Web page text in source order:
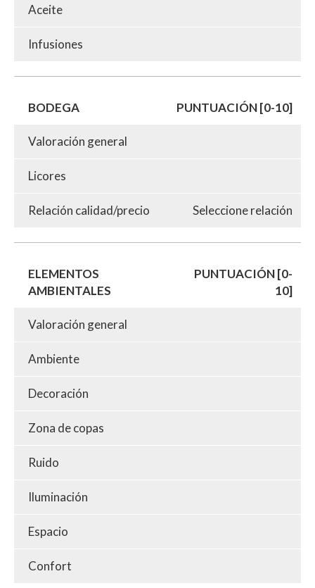
Aceite
Infusiones
BODEGA PUNTUACIÓN [0-10]
Valoración general
Licores
Relación calidad/precio Seleccione relación
ELEMENTOS
AMBIENTALES
PUNTUACIÓN [0-
10]
Valoración general
Ambiente
Decoración
Zona de copas
Ruido
Iluminación
Espacio
Confort